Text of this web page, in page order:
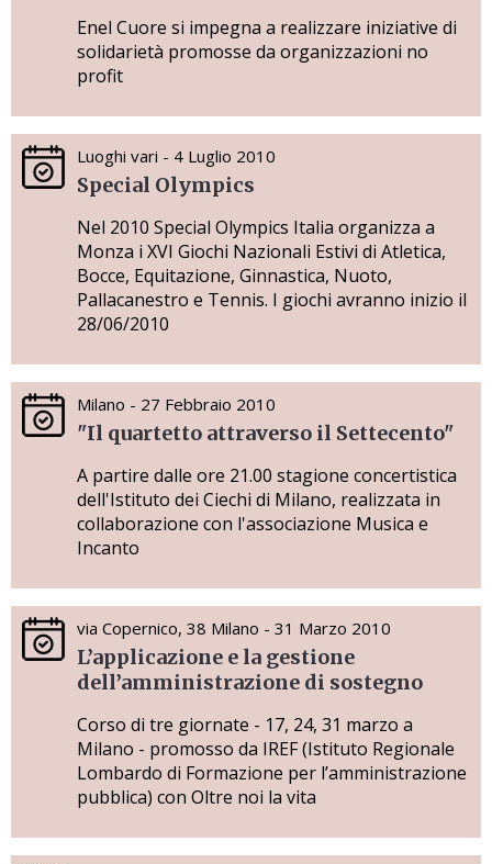
Enel Cuore si impegna a realizzare iniziative di
solidarietà promosse da organizzazioni no
profit
Luoghi vari - 4 Luglio 2010
Special Olympics
Nel 2010 Special Olympics Italia organizza a
Monza i XVI Giochi Nazionali Estivi di Atletica,
Bocce, Equitazione, Ginnastica, Nuoto,
Pallacanestro e Tennis. I giochi avranno inizio il
28/06/2010
Milano - 27 Febbraio 2010
"Il quartetto attraverso il Settecento"
A partire dalle ore 21.00 stagione concertistica
dell'Istituto dei Ciechi di Milano, realizzata in
collaborazione con l'associazione Musica e
Incanto
via Copernico, 38 Milano - 31 Marzo 2010
L’applicazione e la gestione
dell’amministrazione di sostegno
Corso di tre giornate - 17, 24, 31 marzo a
Milano - promosso da IREF (Istituto Regionale
Lombardo di Formazione per l’amministrazione
pubblica) con Oltre noi la vita